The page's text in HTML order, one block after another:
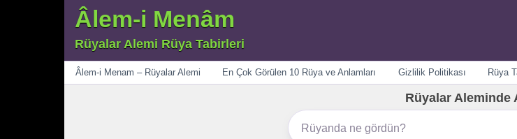
Âlem-i Menâm
Rüyalar Alemi Rüya Tabirleri
Menü
Âlem-i Menam – Rüyalar Alemi En Çok Görülen 10 Rüya ve Anlamları Gizlilik Politikası Rüya
Rüyalar Aleminde